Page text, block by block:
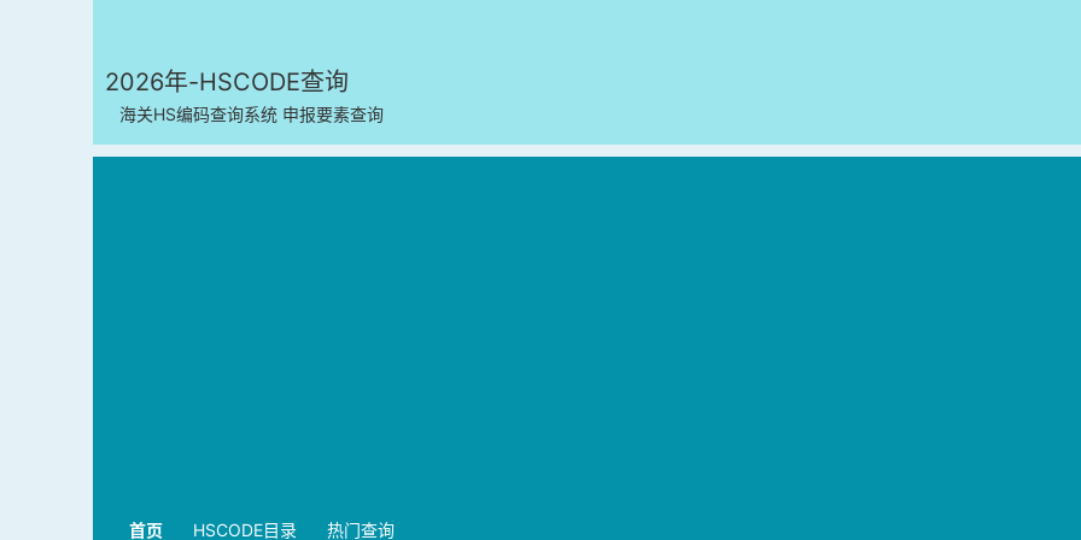
2026年-HSCODE查询
海关HS编码查询系统 申报要素查询
首页 HSCODE目录 热门查询